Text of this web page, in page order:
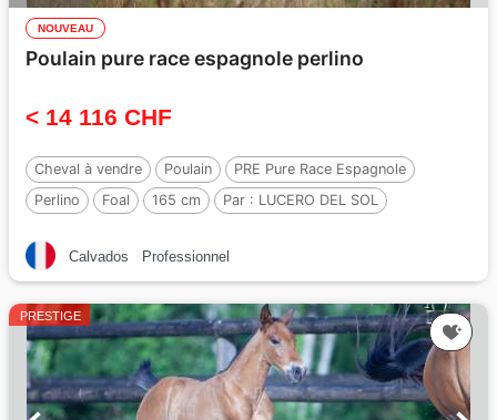
NOUVEAU
Poulain pure race espagnole perlino
< 14 116 CHF
Cheval à vendre Poulain
PRE Pure Race Espagnole
Perlino
Foal 165 cm Par : LUCERO DEL SOL
Calvados Professionnel
PRESTIGE